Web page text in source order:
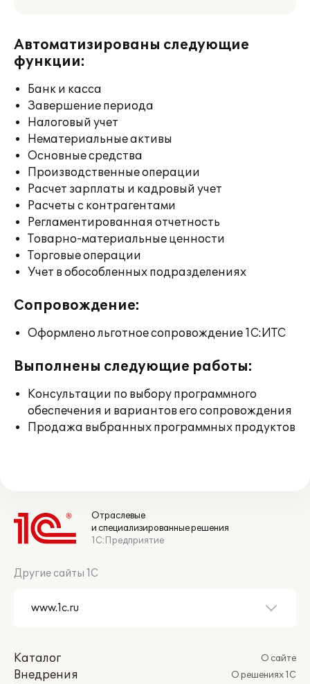
Автоматизированы следующие
функции:
Банк и касса
Завершение периода
Налоговый учет
Нематериальные активы
Основные средства
Производственные операции
Расчет зарплаты и кадровый учет
Расчеты с контрагентами
Регламентированная отчетность
Товарно-материальные ценности
Торговые операции
Учет в обособленных подразделениях
Сопровождение:
Оформлено льготное сопровождение 1С:ИТС
Выполнены следующие работы:
Консультации по выбору программного
обеспечения и вариантов его сопровождения
Продажа выбранных программных продуктов
Отраслевые
и специализированные решения
1С:Предприятие
Другие сайты 1С
Каталог
Внедрения
О сайте
О решениях 1С